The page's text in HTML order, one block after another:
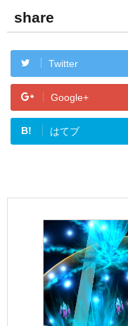
share
Twitter
Google+
B! はてブ